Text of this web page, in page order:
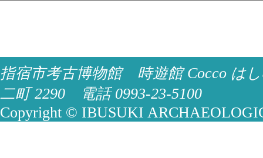
指宿市考古博物館 時遊館 Cocco は
二町 2290 電話 0993-23-5100
Copyright © IBUSUKI